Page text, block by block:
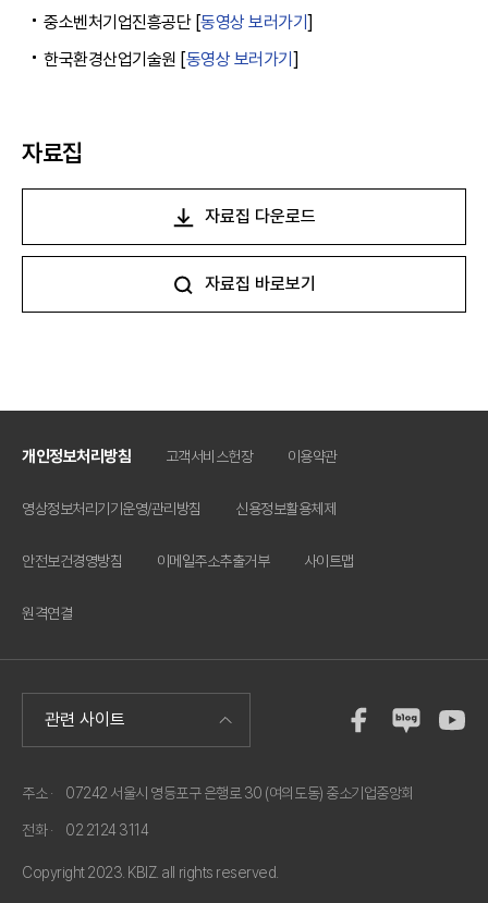
중소벤처기업진흥공단 [동영상 보러가기]
한국환경산업기술원 [동영상 보러가기 ]
자료집
자료집 다운로드
자료집 바로보기
개인정보처리방침 고객서비스헌장 이용약관
영상정보처리기기운영/관리방침 신용정보활용체제
안전보건경영방침 이메일주소추출거부 사이트맵
원격연결
주소 · 07242 서울시 영등포구 은행로 30 (여의도동) 중소기업중앙회
전화 · 02 2124 3114
Copyright 2023. KBIZ. all rights reserved.